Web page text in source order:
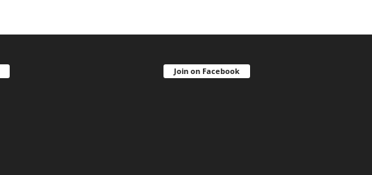
Join on Facebook